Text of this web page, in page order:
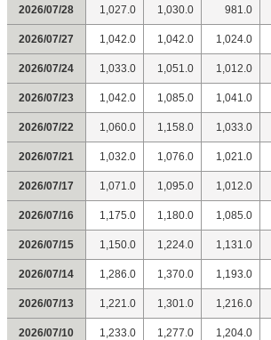
2026/07/28 1,027.0 1,030.0 981.0
2026/07/27 1,042.0 1,042.0 1,024.0
2026/07/24 1,033.0 1,051.0 1,012.0
2026/07/23 1,042.0 1,085.0 1,041.0
2026/07/22 1,060.0 1,158.0 1,033.0
2026/07/21 1,032.0 1,076.0 1,021.0
2026/07/17 1,071.0 1,095.0 1,012.0
2026/07/16 1,175.0 1,180.0 1,085.0
2026/07/15 1,150.0 1,224.0 1,131.0
2026/07/14 1,286.0 1,370.0 1,193.0
2026/07/13 1,221.0 1,301.0 1,216.0
2026/07/10 1,233.0 1,277.0 1,204.0